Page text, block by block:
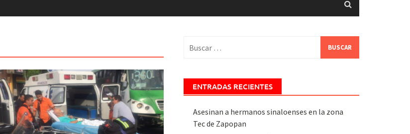
ENTRADAS RECIENTES
Asesinan a hermanos sinaloenses en la zona
Tec de Zapopan